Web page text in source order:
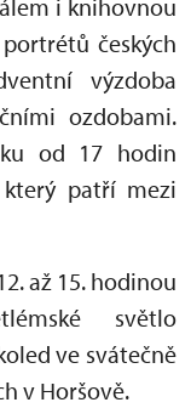
i knihovnou
českých
výzdoba
ozdobami.
od 17 hodin
patří mezi
až 15. hodinou
světlo
ve svátečně
v Horšově.